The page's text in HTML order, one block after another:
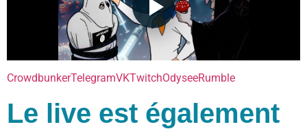
CrowdbunkerTelegramVKTwitchOdyseeRumble
Le live est également